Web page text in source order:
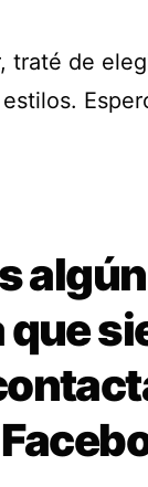
traté de